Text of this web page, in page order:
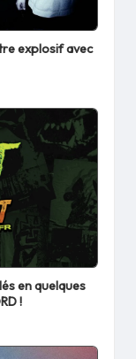
explosif avec
en quelques
!